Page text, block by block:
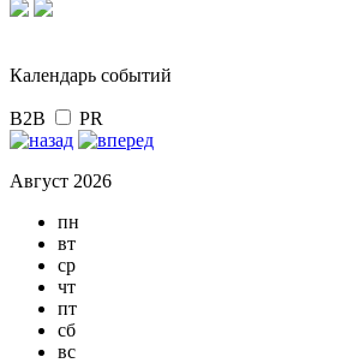
Календарь событий
B2B PR
Август 2026
пн
вт
ср
чт
пт
сб
вс